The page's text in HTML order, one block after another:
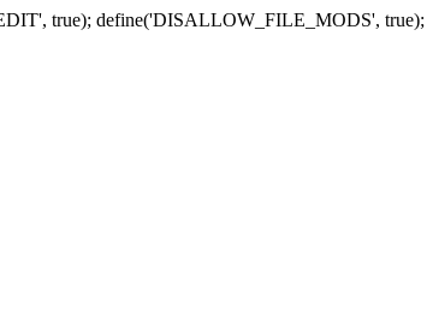
true); define('DISALLOW_FILE_MODS', true);